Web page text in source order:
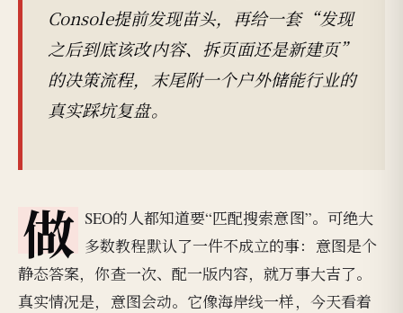
Console提前发现苗头，再给一套“发现
之后到底该改内容、拆页面还是新建页”
的决策流程，末尾附一个户外储能行业的
真实踩坑复盘。
做 SEO的人都知道要“匹配搜索意图”。可绝大
多数教程默认了一件不成立的事：意图是个
静态答案，你查一次、配一版内容，就万事大吉了。
真实情况是，意图会动。它像海岸线一样，今天看着